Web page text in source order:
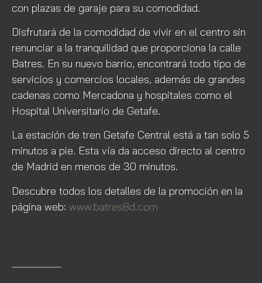
con plazas de garaje para su comodidad.
Disfrutará de la comodidad de vivir en el centro sin
renunciar a la tranquilidad que proporciona la calle
Batres. En su nuevo barrio, encontrará todo tipo de
servicios y comercios locales, además de grandes
cadenas como Mercadona y hospitales como el
Hospital Universitario de Getafe.
La estación de tren Getafe Central está a tan solo 5
minutos a pie. Esta vía da acceso directo al centro
de Madrid en menos de 30 minutos.
Descubre todos los detalles de la promoción en la
página web: www.batres8d.com